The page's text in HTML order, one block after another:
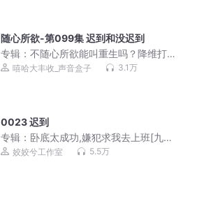
随心所欲-第099集 迟到和没迟到
专辑： 不随心所欲能叫重生吗？降维打
击成年人必备|爆爽多女主|日常都市|精
嘻哈大丰收_声音盒子 3.1万
0023 迟到
专辑： 卧底太成功,嫌犯求我去上班[九
零]|姣姣布丙火白夜
姣姣兮工作室 5.5万